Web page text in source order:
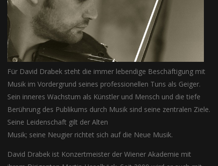
Für David Drabek steht die immer lebendige Beschäftigung mit
Musik im Vordergrund seines professionellen Tuns als Geiger.
Sein inneres Wachstum als Künstler und Mensch und die tiefe
Berührung des Publikums durch Musik sind seine zentralen Ziele.
Seine Leidenschaft gilt der Alten
Musik; seine Neugier richtet sich auf die Neue Musik.
David Drabek ist Konzertmeister der Wiener Akademie mit